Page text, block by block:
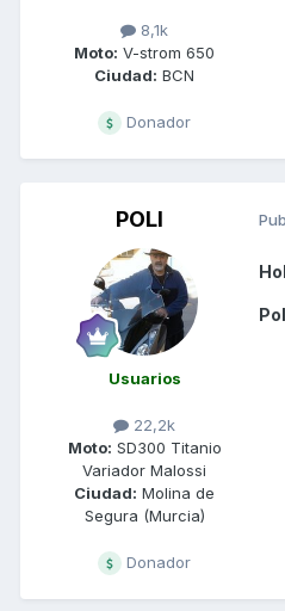
8,1k
Moto: V-strom 650
Ciudad: BCN
Donador
POLI
Usuarios
22,2k
Moto: SD300 Titanio
Variador Malossi
Ciudad: Molina de
Segura (Murcia)
Donador